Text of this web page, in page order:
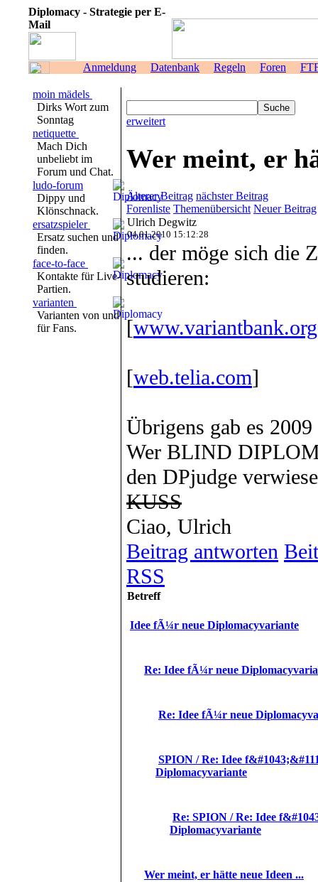
Diplomacy - Strategie per E-
Mail
Anmeldung Datenbank Regeln Foren
moin mädels
Dirks Wort zum
Sonntag
netiquette
Mach Dich
unbeliebt im
Forum und Chat.
ludo-forum
Dippy und
Klönschnack.
ersatzspieler
Ersatz suchen und
finden.
face-to-face
Kontakte für Live-
Partien.
varianten
Varianten von und
für Fans.
erweitert
Wer meint, er
Älterer Beitrag nächster Beitrag
Forenliste Themenübersicht Neuer Beitrag
Ulrich Degwitz
04.01.2010 15:12:28
... der möge sich die
studieren:
[www.variantbank.org
[web.telia.com]
Übrigens gab es
Wer BLIND
den DPjudge
KUSS
Ciao, Ulrich
Beitrag antworten
RSS
Betreff
Idee fÃ¼r neue Diplomacyvariante
Re: Idee fÃ¼r neue
Re: Idee fÃ¼r neue
SPION / Re: Idee
Diplomacyvariante
Re: SPION / Re: Idee
Diplomacyvariante
Wer meint, er hätte neue Ideen ...